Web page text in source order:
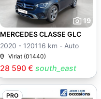
19
28 590 € south_east
MERCEDES CLASSE GLC
2020 - 120116 km - Auto
Viriat (01440)
PRO